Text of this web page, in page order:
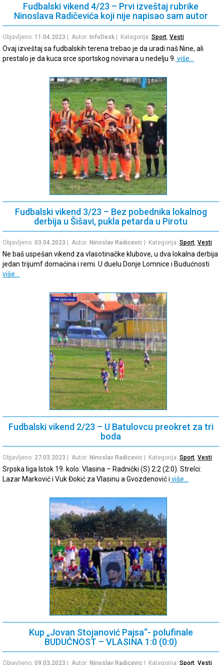
Fudbalski vikend 4/23 – Prvi izveštaj rubrike
Ninoslava Radičevića koji nije napisao sam autor
Objavljeno: 11.04.2023 | Autor: InfoDesk | Kategorija: Sport Vesti
Ovaj izveštaj sa fudbalskih terena trebao je da uradi naš Nine, ali
prestalo je da kuca srce sportskog novinara u nedelju 9. više…
Fudbalski vikend 3/23 – Bez pobednika lokalnog
derbija u Šišavi, pukla petarda u Pirotu
Objavljeno: 03.04.2023 | Autor: Ninoslav Radicevic | Kategorija: Sport Vesti
Ne baš uspešan vikend za vlasotinačke klubove, u dva lokalna derbija
jedan trijumf domaćina i remi. U duelu Donje Lomnice i Budućnosti
više…
Fudbalski vikend 2/23 – U Batulovcu preokret za tri
boda
Objavljeno: 27.03.2023 | Autor: Ninoslav Radicevic | Kategorija: Sport, Vesti
Srpska liga Istok 19. kolo: Vlasina – Radnički (S) 2:2 (2:0). Strelci:
Lazar Marković i Vuk Đokić za Vlasinu a Gvozdenović i više…
Kup „Jovan Stojanović Pajsa“- polufinale
BUDUĆNOST – VLASINA 1:0 (0:0)
Objavljeno: 09.03.2023 | Autor: Ninoslav Radicevic | Kategorija: Sport, Vesti